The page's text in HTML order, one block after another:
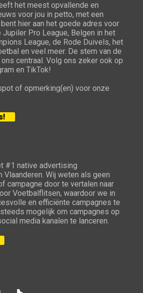
het meest opvallende en
voor jou in petto, met een
hier aan het goede adres voor
Jupiler Pro League, Belgen in het
League, de Rode Duivels, het
en veel meer. De stem van de
centraal. Volg ons zeker ook op
en TikTok!
of opmerking(en) voor onze
#1 native advertising
Wij weten als geen
campagne door te vertalen naar
Voetbalflitsen, waardoor we in
en efficiënte campagnes te
mogelijk om campagnes op
media kanalen te lanceren.